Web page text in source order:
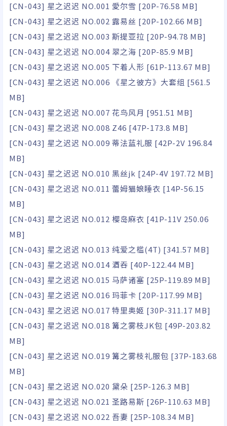
[CN-043] 星之迟迟 NO.001 愛尔雪 [20P-76.58 MB]
[CN-043] 星之迟迟 NO.002 露易丝 [20P-102.66 MB]
[CN-043] 星之迟迟 NO.003 斯提亚拉 [20P-94.78 MB]
[CN-043] 星之迟迟 NO.004 翠之海 [20P-85.9 MB]
[CN-043] 星之迟迟 NO.005 下着人形 [61P-113.67 MB]
[CN-043] 星之迟迟 NO.006 《星之彼方》大套组 [561.5
MB]
[CN-043] 星之迟迟 NO.007 花鸟风月 [951.51 MB]
[CN-043] 星之迟迟 NO.008 Z46 [47P-173.8 MB]
[CN-043] 星之迟迟 NO.009 蒂法蓝礼服 [42P-2V 196.84
MB]
[CN-043] 星之迟迟 NO.010 黑丝jk [24P-4V 197.72 MB]
[CN-043] 星之迟迟 NO.011 蕾姆猫娘睡衣 [14P-56.15
MB]
[CN-043] 星之迟迟 NO.012 樱岛麻衣 [41P-11V 250.06
MB]
[CN-043] 星之迟迟 NO.013 纯爱之槛(4T) [341.57 MB]
[CN-043] 星之迟迟 NO.014 酒吞 [40P-122.44 MB]
[CN-043] 星之迟迟 NO.015 马萨诸塞 [25P-119.89 MB]
[CN-043] 星之迟迟 NO.016 玛菲卡 [20P-117.99 MB]
[CN-043] 星之迟迟 NO.017 特里奥姬 [30P-311.17 MB]
[CN-043] 星之迟迟 NO.018 篝之雾枝JK包 [49P-203.82
MB]
[CN-043] 星之迟迟 NO.019 篝之雾枝礼服包 [37P-183.68
MB]
[CN-043] 星之迟迟 NO.020 黛朵 [25P-126.3 MB]
[CN-043] 星之迟迟 NO.021 圣路易斯 [26P-110.63 MB]
[CN-043] 星之迟迟 NO.022 吾妻 [25P-108.34 MB]